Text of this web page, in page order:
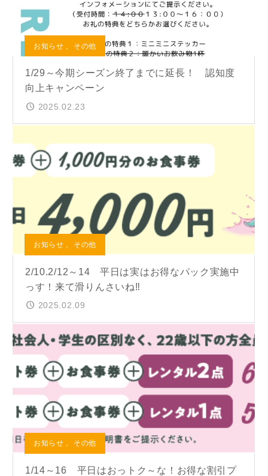
お知らせ その他
1/29～今期シーズン終了までに延長！ 認知度
向上キャンペーン
2025.02.23
お知らせ , その他
2/10.2/12～14 平日は実はお得なパック実施中
っす！来て滑りんさいね‼
2025.02.09
お知らせ , その他
1/14～16 平日はおっトク～な！お得な割引プ